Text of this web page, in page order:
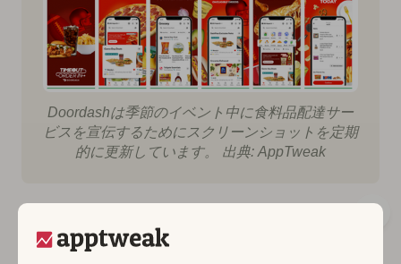
Doordashは季節のイベント中に食料品配達サー
ビスを宣伝するためにスクリーンショットを定期
的に更新しています。 出典: AppTweak